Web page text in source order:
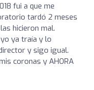
fui a que me
tardó 2 meses
hicieron mal.
ya traía y lo
y sigo igual.
coronas y AHORA